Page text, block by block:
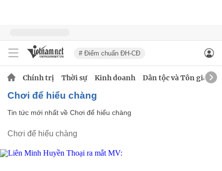
# Điểm chuẩn ĐH-CĐ
Chính trị Thời sự Kinh doanh Dân tộc và Tôn giáo
Chơi để hiểu chàng
Tin tức mới nhất về Chơi để hiểu chàng
Chơi để hiểu chàng